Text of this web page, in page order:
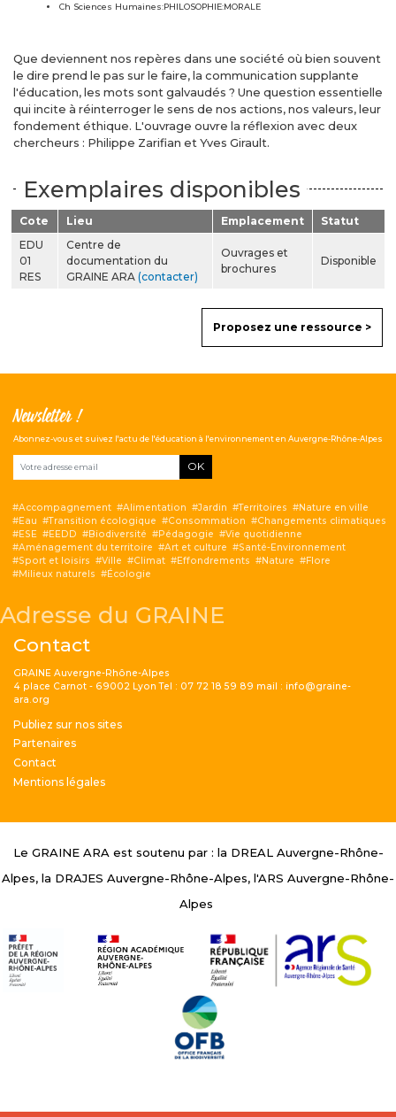
Ch Sciences Humaines:PHILOSOPHIE:MORALE
Que deviennent nos repères dans une société où bien souvent
le dire prend le pas sur le faire, la communication supplante
l'éducation, les mots sont galvaudés ? Une question essentielle
qui incite à réinterroger le sens de nos actions, nos valeurs, leur
fondement éthique. L'ouvrage ouvre la réflexion avec deux
chercheurs : Philippe Zarifian et Yves Girault.
Exemplaires disponibles
Cote Lieu Emplacement
Statut
EDU
01
RES
Centre de
documentation du
GRAINE ARA (contacter)
Ouvrages et
brochures
Disponible
Proposez une ressource >
Newsletter !
Abonnez-vous et suivez l'actu de l'éducation à l'environnement en Auvergne-Rhône-Alpes
OK
Accompagnement Alimentation Jardin Territoires
Nature en ville
Eau
Transition écologique Consommation
Changements climatiques
ESE
EEDD Biodiversité Pédagogie
Vie quotidienne
Aménagement du territoire
Art et culture
Santé-Environnement
Sport et loisirs
Ville Climat Effondrements Nature
Flore
Milieux naturels
Écologie
Adresse du GRAINE
Contact
GRAINE Auvergne-Rhône-Alpes
4 place Carnot - 69002 Lyon Tel : 07 72 18 59 89 mail : info@graine-
ara.org
Menu Pied de page
Publiez sur nos sites
Partenaires
Contact
Mentions légales
Le GRAINE ARA est soutenu par : la DREAL Auvergne-Rhône-
Alpes, la DRAJES Auvergne-Rhône-Alpes, l'ARS Auvergne-Rhône-
Alpes